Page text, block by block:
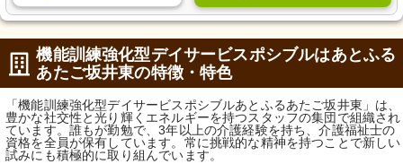
機能訓練強化型デイサービスポシブルはあとふる
あたご坂井東の特徴・特色
「機能訓練強化型デイサービスポシブルあとふるあたご坂井東」は、
豊かな社交性と光り輝くエネルギーを持つスタッフの集団で組織され
ています。誰もが勤勉で、3年以上の介護経験を持ち、介護福祉士の
資格を全員が保有しています。常に挑戦的な精神を持つことで新しい
試みにも積極的に取り組んでいます。